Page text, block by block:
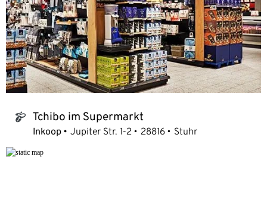
tchibo_logo Tchibo im Supermarkt
Inkoop Jupiter Str. 1-2 28816 Stuhr